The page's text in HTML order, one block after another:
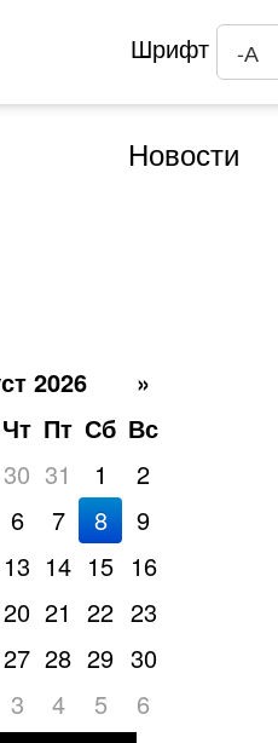
Шрифт -А
Новости
2026
»
Чт Пт Сб Вс
30 31 1
2
6 7 8
9
13 14 15 16
20 21 22 23
27 28 29 30
3 4 5
6